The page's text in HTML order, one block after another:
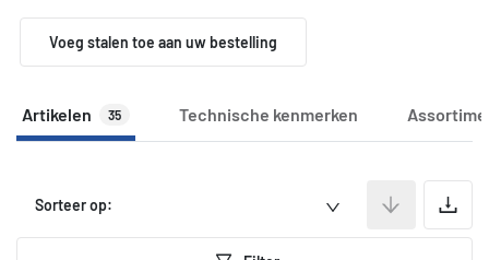
Voeg stalen toe aan uw bestelling
Artikelen 35 Technische kenmerken
Sorteer op: